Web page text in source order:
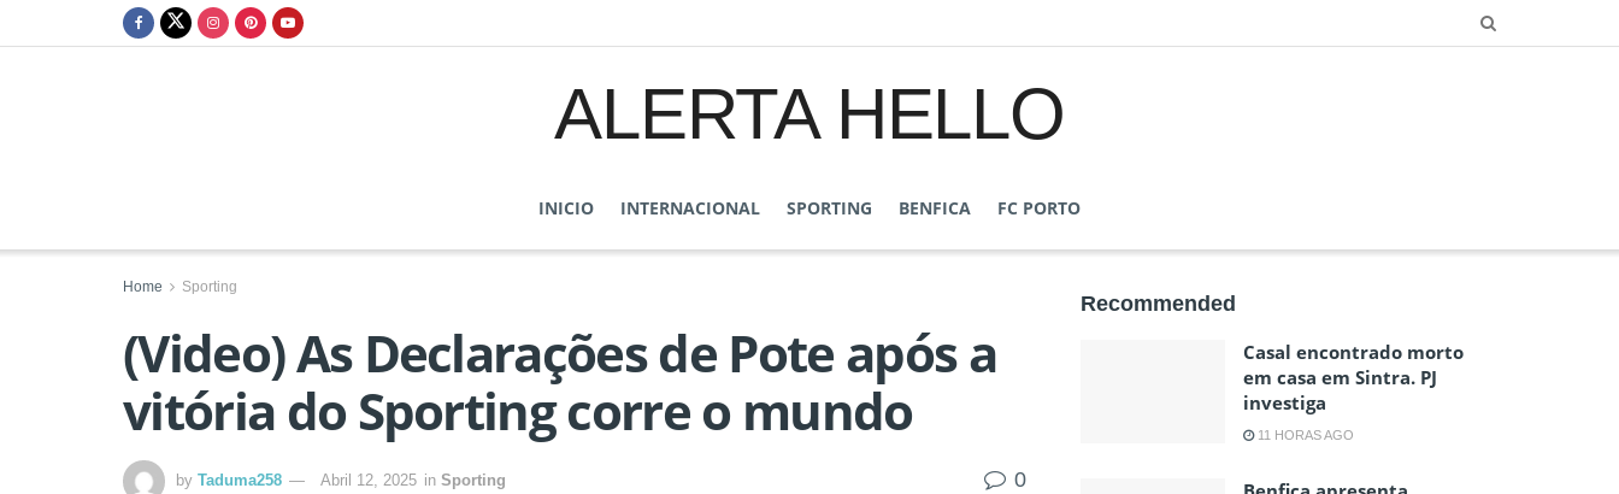
ALERTA HELLO
INICIO INTERNACIONAL SPORTING BENFICA FC PORTO
Home Sporting
(Video) As Declarações de Pote após a
vitória do Sporting corre o mundo
by Taduma258 Abril 12, 2025 in Sporting 0
Recommended
Casal encontrado morto
em casa em Sintra. PJ
investiga
11 HORAS AGO